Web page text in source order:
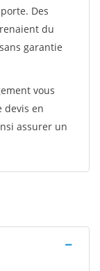
Des
du
garantie
vous
devis en
assurer un